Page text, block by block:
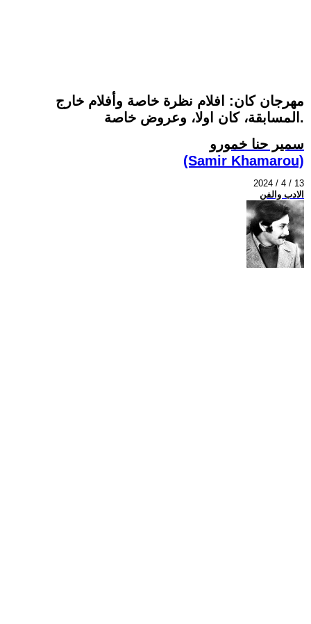
مهرجان كان: افلام نظرة خاصة وأفلام خارج
المسابقة، كان اولا، وعروض خاصة.
سمير حنا خمورو
(Samir Khamarou)
2024 / 4 / 13
الادب والفن